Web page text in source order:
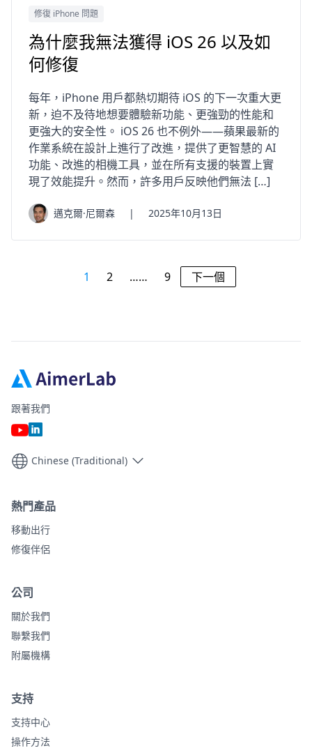
修復 iPhone 問題
為什麼我無法獲得 iOS 26 以及如
何修復
每年，iPhone 用戶都熱切期待 iOS 的下一次重大更
新，迫不及待地想要體驗新功能、更強勁的性能和
更強大的安全性。 iOS 26 也不例外——蘋果最新的
作業系統在設計上進行了改進，提供了更智慧的 AI
功能、改進的相機工具，並在所有支援的裝置上實
現了效能提升。然而，許多用戶反映他們無法 […]
邁克爾·尼爾森 | 2025年10月13日
1 2 …… 9 下一個
跟著我們
Chinese (Traditional)
熱門產品
移動出行
修復伴侶
公司
關於我們
聯繫我們
附屬機構
支持
支持中心
操作方法